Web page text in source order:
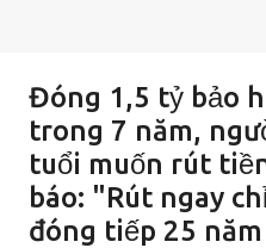
Đóng 1,5 tỷ bảo
trong 7 năm,
tuổi muốn rút
báo: "Rút ngay
đóng tiếp 25